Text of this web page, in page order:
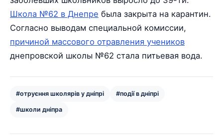
Школа №62 в Днепре была закрыта на карантин.
Согласно выводам специальной комиссии,
причиной массового отравления учеников
днепровской школы №62 стала питьевая вода.
#отруєння школярів у дніпрі #події в дніпрі
#школи дніпра